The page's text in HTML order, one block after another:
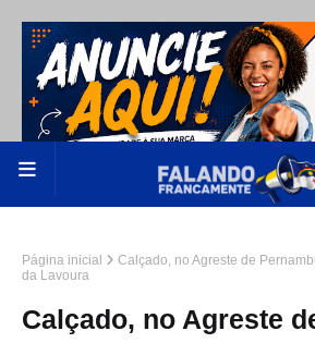
Página inicial
Calçado, no Agreste de
da Lavoura
Calçado, no Agreste